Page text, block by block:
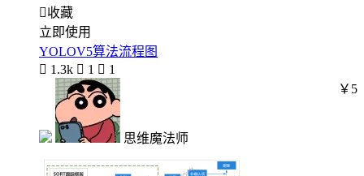
收藏
立即使用
YOLOV5算法流程图
 1.3k  1  1
思维魔法师
￥5